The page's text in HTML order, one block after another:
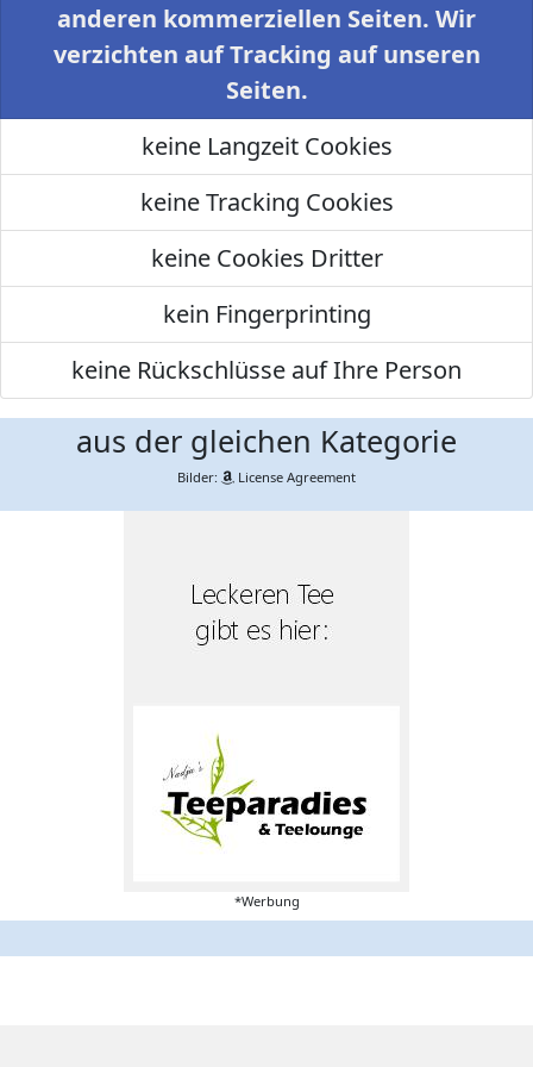
anderen kommerziellen Seiten. Wir
verzichten auf Tracking auf unseren
Seiten.
keine Langzeit Cookies
keine Tracking Cookies
keine Cookies Dritter
kein Fingerprinting
keine Rückschlüsse auf Ihre Person
aus der gleichen Kategorie
Bilder: License Agreement
*Werbung